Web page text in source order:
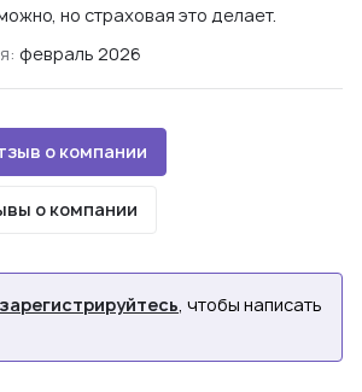
но страховая это делает.
февраль 2026
о компании
о компании
зарегистрируйтесь, чтобы написать